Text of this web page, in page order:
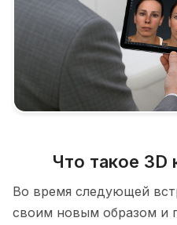
Что такое 3D
Во время следующей
своим новым образом и